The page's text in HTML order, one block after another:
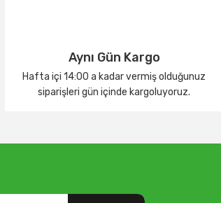
Aynı Gün Kargo
Hafta içi 14:00 a kadar vermiş olduğunuz
siparişleri gün içinde kargoluyoruz.